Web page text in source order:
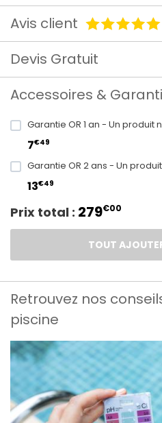
Avis client
Devis Gratuit
Accessoires &
Garantie OR 1 an - Un produit
7€49
Garantie OR 2 ans - Un
13€49
Prix total : 279€00
TOUT
Retrouvez nos
piscine